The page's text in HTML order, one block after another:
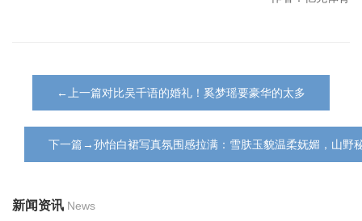
←上一篇对比吴千语的婚礼！奚梦瑶要豪华的太多
下一篇→孙怡白裙写真氛围感拉满：雪肤玉貌温柔妩媚，山野
新闻资讯 News